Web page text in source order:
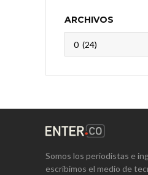
ARCHIVOS
Somos los periodistas e
escribimos el medio de